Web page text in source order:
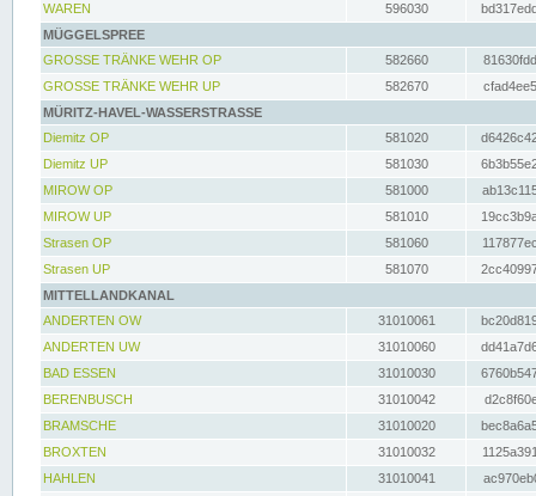
WAREN
596030
MÜGGELSPREE
GROSSE TRÄNKE WEHR OP
582660
GROSSE TRÄNKE WEHR UP
582670
MÜRITZ-HAVEL-WASSERSTRASSE
Diemitz OP
581020
Diemitz UP
581030
MIROW OP
581000
MIROW UP
581010
Strasen OP
581060
Strasen UP
581070
MITTELLANDKANAL
ANDERTEN OW
31010061
ANDERTEN UW
31010060
BAD ESSEN
31010030
BERENBUSCH
31010042
BRAMSCHE
31010020
BROXTEN
31010032
HAHLEN
31010041